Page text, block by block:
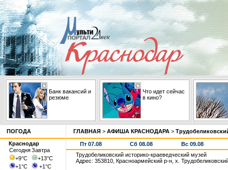
Банк вакансий и
резюме
Что идет сейчас
в кино?
ПОГОДА
Краснодар
СегодняЗавтра
+9°С +13°С
+1°С +1°С
ГЛАВНАЯ > АФИША КРАСНОДАРА >
Пт 07.08 Сб 08.08
Вс 09.08
Трудобеликовский историко-краеведческий музей
Адрес: 353810, Красноармейский р-н, х.